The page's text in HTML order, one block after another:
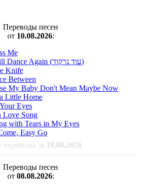
Переводы песен
от 10.08.2026:
Me
- We Will Dance Again (עוד נרקוד)
Knife
Between
My Baby Don't Mean Maybe Now
Little Home
Eyes
Love Song
with Tears in My Eyes
Easy Go
переводы за 10.08.2026
Переводы песен
от 08.08.2026: